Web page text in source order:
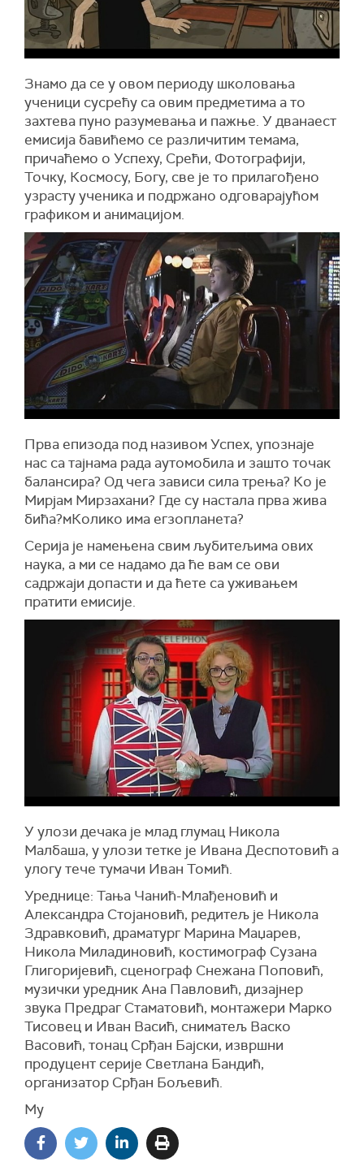
Знамо да се у овом периоду школовања
ученици сусрећу са овим предметима а то
захтева пуно разумевања и пажње. У дванаест
емисија бавићемо се различитим темама,
причаћемо о Успеху, Срећи, Фотографији,
Точку, Космосу, Богу, све је то прилагођено
узрасту ученика и подржано одговарајућом
графиком и анимацијом.
Прва епизода под називом Успех, упознаје
нас са тајнама рада аутомобила и зашто точак
балансира? Од чега зависи сила трења? Ко је
Мирјам Мирзахани? Где су настала прва жива
бића?мКолико има егзопланета?
Серија је намењена свим љубитељима ових
наука, а ми се надамо да ће вам се ови
садржаји допасти и да ћете са уживањем
пратити емисије.
У улози дечака је млад глумац Никола
Малбаша, у улози тетке је Ивана Деспотовић а
улогу тече тумачи Иван Томић.
Уреднице: Тања Чанић-Млађеновић и
Александра Стојановић, редитељ је Никола
Здравковић, драматург Марина Маџарев,
Никола Миладиновић, костимограф Сузана
Глигоријевић, сценограф Снежана Поповић,
музички уредник Ана Павловић, дизајнер
звука Предраг Стаматовић, монтажери Марко
Тисовец и Иван Васић, сниматељ Васко
Васовић, тонац Срђан Бајски, извршни
продуцент серије Светлана Бандић,
организатор Срђан Бољевић.
Му